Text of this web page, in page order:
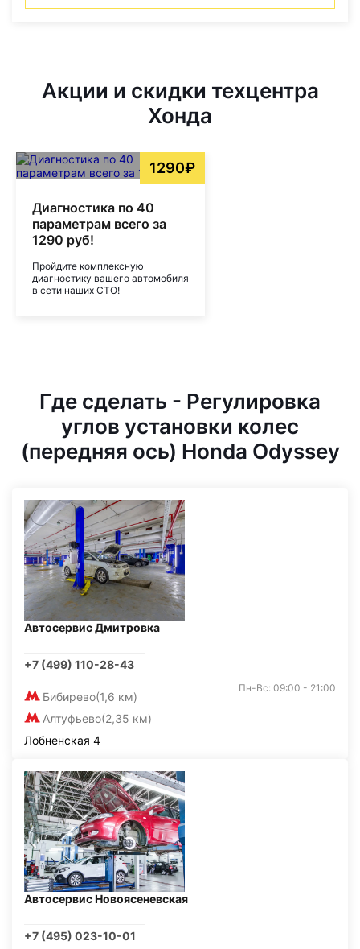
Акции и скидки техцентра
Хонда
1290₽
Диагностика по 40
параметрам всего за
1290 руб!
Пройдите комплексную
диагностику вашего автомобиля
в сети наших СТО!
Где сделать - Регулировка
углов установки колес
(передняя ось) Honda Odyssey
Автосервис Дмитровка
+7 (499) 110-28-43
Бибирево(1,6 км)
Алтуфьево(2,35 км)
Пн-Вс: 09:00 - 21:00
Лобненская 4
Автосервис Новоясеневская
+7 (495) 023-10-01